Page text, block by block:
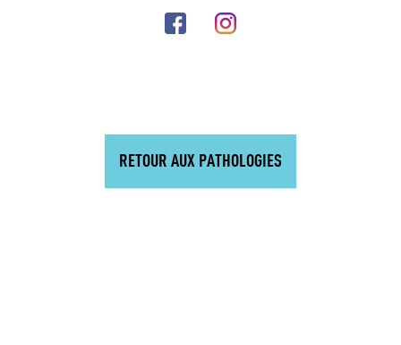
RETOUR AUX PATHOLOGIES